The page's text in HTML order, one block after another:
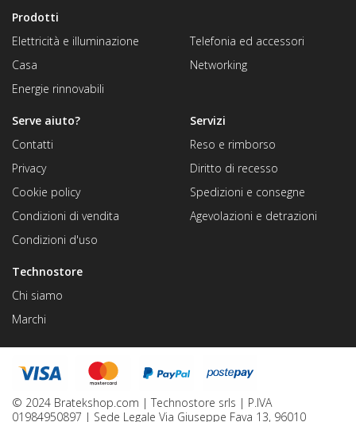
Prodotti
Elettricità e illuminazione
Casa
Energie rinnovabili
Telefonia ed accessori
Networking
Technostore
Chi siamo
Marchi
Servizi
Reso e rimborso
Diritto di recesso
Spedizioni e consegne
Agevolazioni e detrazioni
Serve aiuto?
Contatti
Privacy
Cookie policy
Condizioni di vendita
Condizioni d'uso
© 2024 Bratekshop.com | Technostore srls | P.IVA
01984950897 | Sede Legale Via Giuseppe Fava 13, 96010